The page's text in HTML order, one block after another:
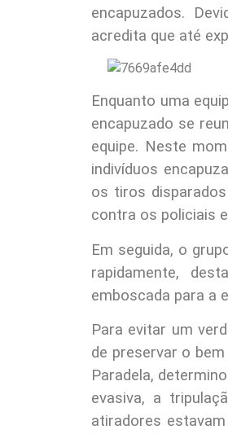
encapuzados.
acredita que até
Enquanto uma
encapuzado se
equipe. Neste
indivíduos
os tiros
contra os policiais
Em seguida, o
rapidamente,
emboscada para a
Para evitar um
de preservar o
Paradela,
evasiva, a
atiradores